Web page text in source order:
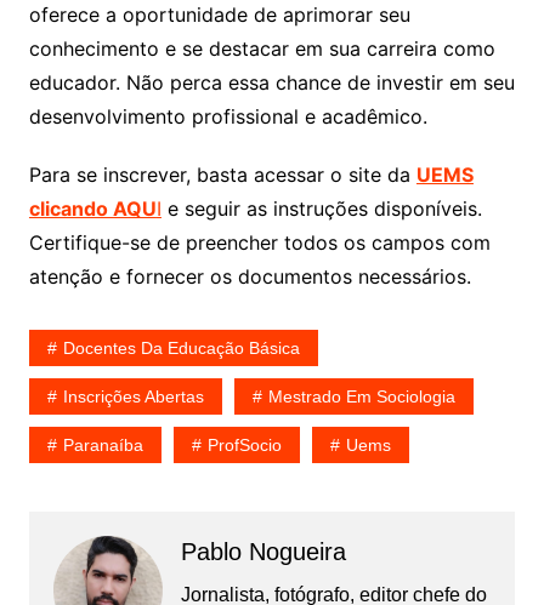
oferece a oportunidade de aprimorar seu
conhecimento e se destacar em sua carreira como
educador. Não perca essa chance de investir em seu
desenvolvimento profissional e acadêmico.
Para se inscrever, basta acessar o site da UEMS
clicando AQUI e seguir as instruções disponíveis.
Certifique-se de preencher todos os campos com
atenção e fornecer os documentos necessários.
Docentes Da Educação Básica
Inscrições Abertas Mestrado Em Sociologia
Paranaíba ProfSocio Uems
Pablo Nogueira
Jornalista, fotógrafo, editor chefe do